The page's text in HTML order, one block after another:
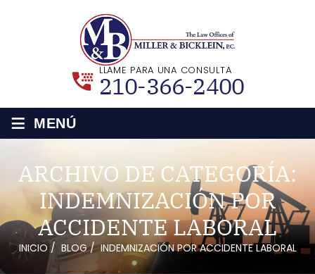
LLAME PARA UNA CONSULTA
210-366-2400
≡ MENÚ
ARCHIVO DE CATEGORÍA:
INDEMNIZACIÓN POR
ACCIDENTE LABORAL
INICIO/ BLOG/INDEMNIZACIÓN POR ACCIDENTE LABORAL